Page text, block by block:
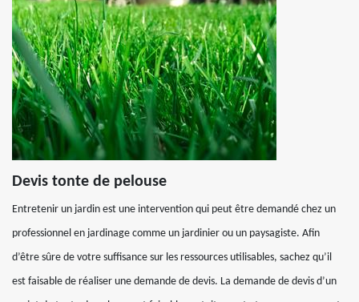
Devis tonte de pelouse
Entretenir un jardin est une intervention qui peut être demandé chez un
professionnel en jardinage comme un jardinier ou un paysagiste. Afin
d’être sûre de votre suffisance sur les ressources utilisables, sachez qu’il
est faisable de réaliser une demande de devis. La demande de devis d’un